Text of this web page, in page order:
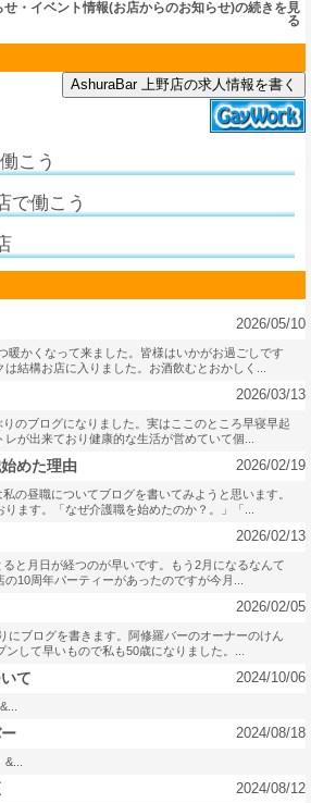
・イベント情報(お店からのお知らせ)の続きを見
る
AshuraBar 上野店の求人情報を書く
こう
で働こう
2026/05/10
暖かくなって来ました。皆様はいかがお過ごしです
結構お店に入りました。お酒飲むとおかしく...
2026/03/13
のブログになりました。実はここのところ早寝早起
が出来ており健康的な生活が営めていて個...
2026/02/19
めた理由
の昼職についてブログを書いてみようと思います。
ます。「なぜ介護職を始めたのか？。」「...
2026/02/13
と月日が経つのが早いです。もう2月になるなんて
10周年パーティーがあったのですが今月...
2026/02/05
にブログを書きます。阿修羅バーのオーナーのけん
して早いもので私も50歳になりました。...
2024/10/06
て
2024/08/18
2024/08/12